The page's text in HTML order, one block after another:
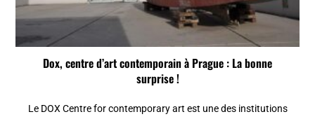
Dox, centre d’art contemporain à Prague : La bonne
surprise !
Le DOX Centre for contemporary art est une des institutions